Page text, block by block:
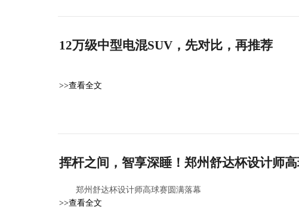
12万级中型电混SUV，先对比，再推荐
>>查看全文
挥杆之间，智享深睡！郑州舒达杯设计师
郑州舒达杯设计师高球赛圆满落幕
>>查看全文